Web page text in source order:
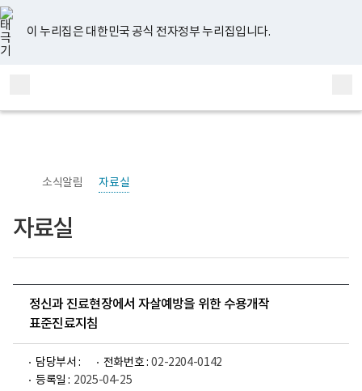
너
비
767px
이
하
이 누리집은 대한민국 공식 전자정부 누리집입니다.
지
검
메
홈
소식알림 자료실
자료실
정신과 진료현장에서 자살예방을 위한 수용개작
표준진료지침
담당부서 : 전화번호 : 02-2204-0142
등록일 : 2025-04-25
유
튜
브
페
이
스
북
인
스
타
그
램
블
로
그